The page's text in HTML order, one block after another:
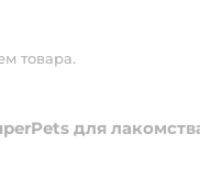
товара.
для